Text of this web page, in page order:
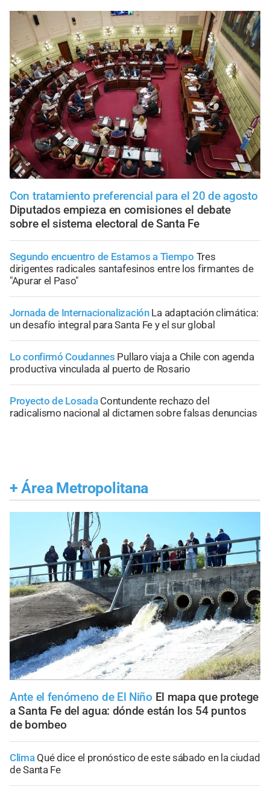
Con tratamiento preferencial para el 20 de agosto
Diputados empieza en comisiones el debate
sobre el sistema electoral de Santa Fe
Segundo encuentro de Estamos a Tiempo Tres
dirigentes radicales santafesinos entre los firmantes de
"Apurar el Paso"
Jornada de Internacionalización La adaptación climática:
un desafío integral para Santa Fe y el sur global
Lo confirmó Coudannes Pullaro viaja a Chile con agenda
productiva vinculada al puerto de Rosario
Proyecto de Losada Contundente rechazo del
radicalismo nacional al dictamen sobre falsas denuncias
+ Área Metropolitana
Ante el fenómeno de El Niño El mapa que protege
a Santa Fe del agua: dónde están los 54 puntos
de bombeo
Clima Qué dice el pronóstico de este sábado en la ciudad
de Santa Fe